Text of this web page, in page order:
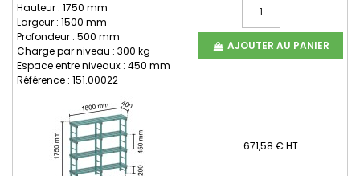
Hauteur : 1750 mm
Largeur : 1500 mm
Profondeur : 500 mm
Charge par niveau : 300 kg
Espace entre niveaux : 450 mm
Référence : 151.00022
AJOUTER AU PANIER
671,58 € HT